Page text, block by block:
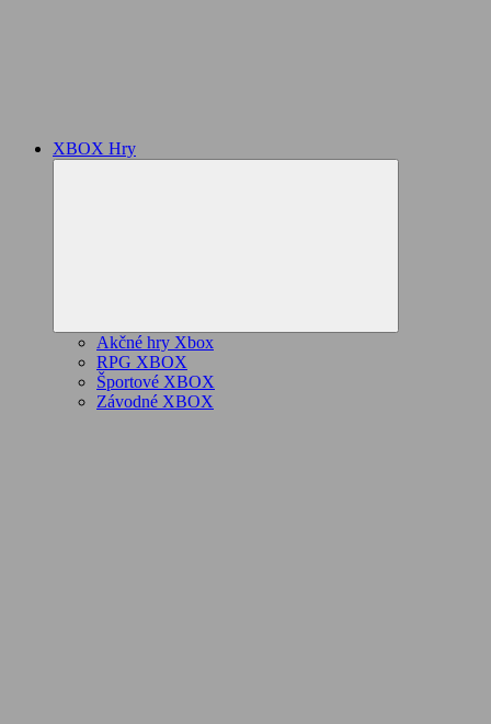
XBOX Hry
Akčné hry Xbox
RPG XBOX
Športové XBOX
Závodné XBOX